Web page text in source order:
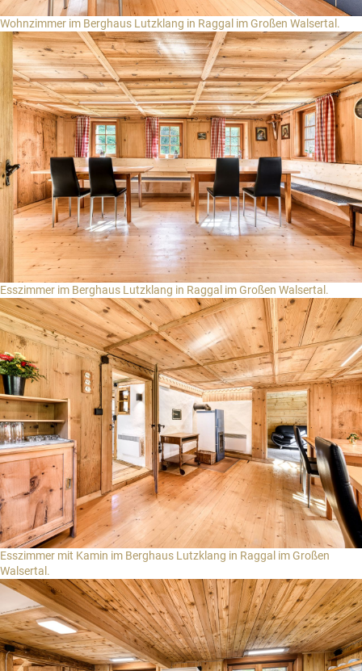
Wohnzimmer im Berghaus Lutzklang in Raggal im Großen Walsertal.
Esszimmer im Berghaus Lutzklang in Raggal im Großen Walsertal.
Esszimmer mit Kamin im Berghaus Lutzklang in Raggal im Großen
Walsertal.